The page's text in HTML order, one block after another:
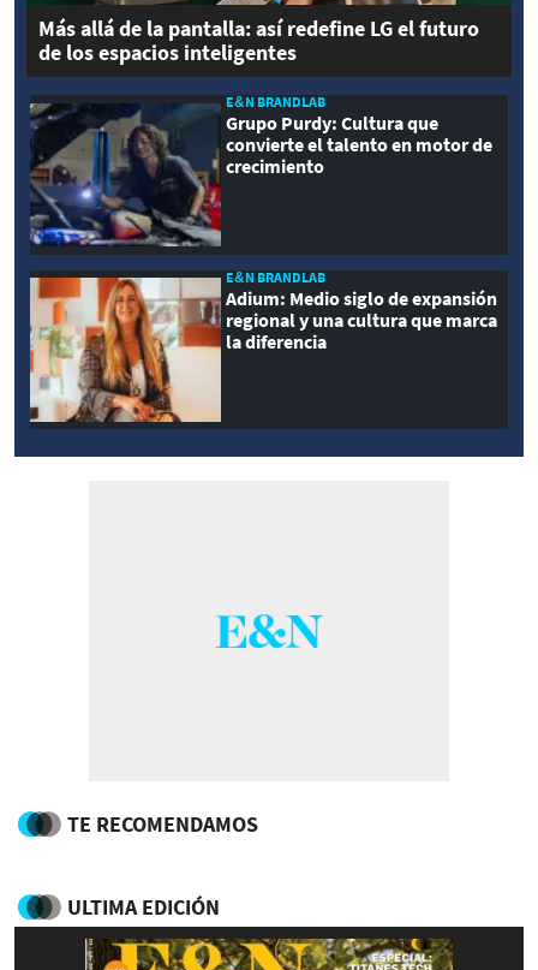
Más allá de la pantalla: así redefine LG el futuro
de los espacios inteligentes
E&N BRANDLAB
Grupo Purdy: Cultura que
convierte el talento en motor de
crecimiento
E&N BRANDLAB
Adium: Medio siglo de expansión
regional y una cultura que marca
la diferencia
TE RECOMENDAMOS
ULTIMA EDICIÓN